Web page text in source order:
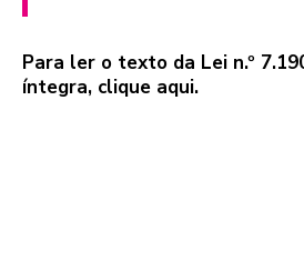
Para ler o texto da Lei n.º
íntegra, clique aqui.